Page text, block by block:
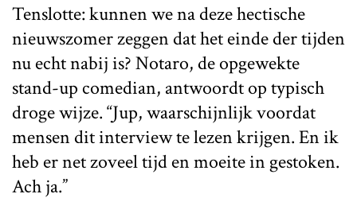
Tenslotte: kunnen we na deze hectische
nieuwszomer zeggen dat het einde der tijden
nu echt nabij is? Notaro, de opgewekte
stand-up comedian, antwoordt op typisch
droge wijze. “Jup, waarschijnlijk voordat
mensen dit interview te lezen krijgen. En ik
heb er net zoveel tijd en moeite in gestoken.
Ach ja.”